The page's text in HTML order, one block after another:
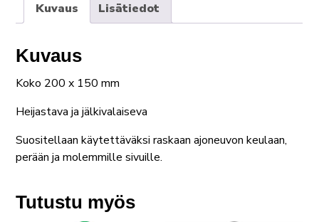
perään
Kuvaus Lisätiedot
Kuvaus
Koko 200 x 150 mm
Heijastava ja jälkivalaiseva
Suositellaan käytettäväksi raskaan ajoneuvon keulaan,
perään ja molemmille sivuille.
Tutustu myös